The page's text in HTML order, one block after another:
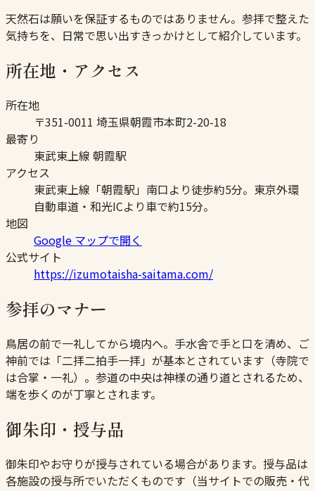
天然石は願いを保証するものではありません。参拝で整えた
気持ちを、日常で思い出すきっかけとして紹介しています。
所在地・アクセス
所在地
〒351-0011 埼玉県朝霞市本町2-20-18
最寄り
東武東上線 朝霞駅
アクセス
東武東上線「朝霞駅」南口より徒歩約5分。東京外環
自動車道・和光ICより車で約15分。
地図
Google マップで開く
公式サイト
https://izumotaisha-saitama.com/
参拝のマナー
鳥居の前で一礼してから境内へ。手水舎で手と口を清め、ご
神前では「二拝二拍手一拝」が基本とされています（寺院で
は合掌・一礼）。参道の中央は神様の通り道とされるため、
端を歩くのが丁寧とされます。
御朱印・授与品
御朱印やお守りが授与されている場合があります。授与品は
各施設の授与所でいただくものです（当サイトでの販売・代